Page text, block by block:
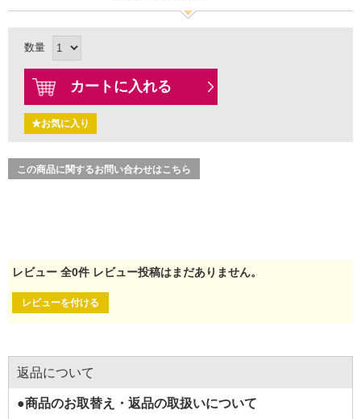
数量
カートに入れる
★お気に入り
この商品に関するお問い合わせはこちら
レビュー 全0件 レビュー投稿はまだありません。
レビューを付ける
返品について
●商品のお取替え・返品の取扱いについて